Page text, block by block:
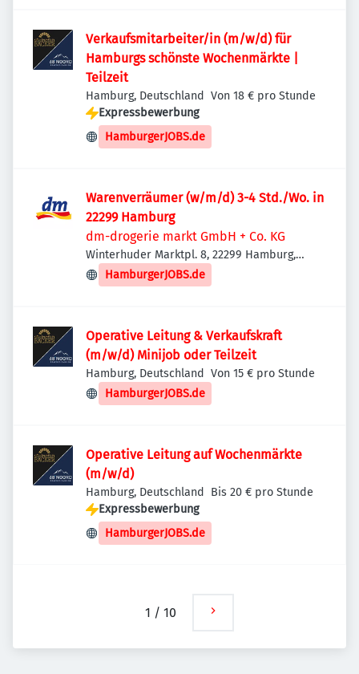
Verkaufsmitarbeiter/in (m/w/d) für
Hamburgs schönste Wochenmärkte |
Teilzeit
Hamburg, Deutschland
Von 18 € pro Stunde
Expressbewerbung
HamburgerJOBS.de
Warenverräumer (w/m/d) 3-4 Std./Wo. in
22299 Hamburg
dm-drogerie markt GmbH + Co. KG
Winterhuder Marktpl. 8, 22299 Hamburg,
Deutschland
HamburgerJOBS.de
Operative Leitung & Verkaufskraft
(m/w/d) Minijob oder Teilzeit
Hamburg, Deutschland
Von 15 € pro Stunde
HamburgerJOBS.de
Operative Leitung auf Wochenmärkte
(m/w/d)
Hamburg, Deutschland
Bis 20 € pro Stunde
Expressbewerbung
HamburgerJOBS.de
1 / 10